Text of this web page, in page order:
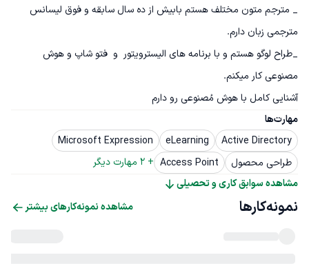
_ مترجم متون مختلف هستم بابیش از ده سال سابقه و فوق لیسانس
_طراح لوگو هستم و با برنامه های الیسترویتور  و  فتو شاپ و هوش
آشنایی کامل با هوش مُصنوعی رو دارم
مهارت‌ها
Active Directory
eLearning
Microsoft Expression
طراحی محصول
Access Point
+
2 مهارت دیگر
مشاهده سوابق کاری و تحصیلی
نمونه‌کارها مشاهده نمونه‌کارهای بیشتر